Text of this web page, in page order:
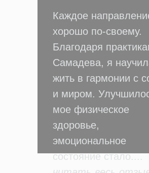
Каждое
хорошо по-своему.
Благодаря
Самадева, я
жить в гармонии с
и миром.
мое физическое
здоровье,
эмоциональное
состояние стало....